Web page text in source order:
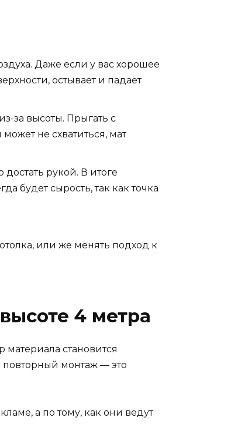
Даже если у вас хорошее
остывает и падает
за высоты. Прыгать с
не схватиться, мат
достать рукой. В итоге
будет сырость, так как точка
или же менять подход к
4 метра
становится
монтаж — это
а по тому, как они ведут